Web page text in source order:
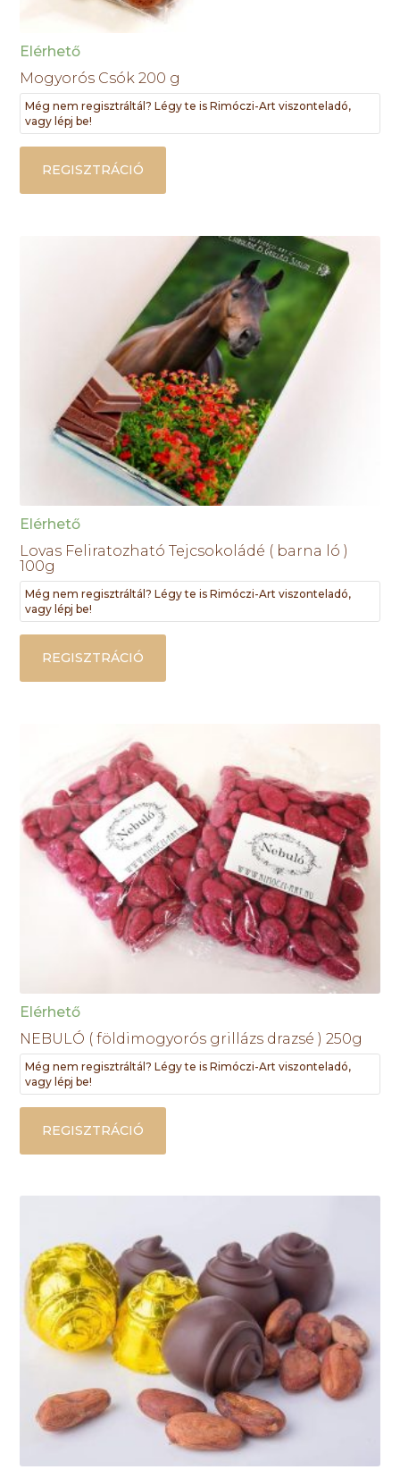
Elérhető
Mogyorós Csók 200 g
Még nem regisztráltál? Légy te is Rimóczi-Art viszonteladó,
vagy lépj be!
REGISZTRÁCIÓ
Elérhető
Lovas Feliratozható Tejcsokoládé ( barna ló )
100g
Még nem regisztráltál? Légy te is Rimóczi-Art viszonteladó,
vagy lépj be!
REGISZTRÁCIÓ
Elérhető
NEBULÓ ( földimogyorós grillázs drazsé ) 250g
Még nem regisztráltál? Légy te is Rimóczi-Art viszonteladó,
vagy lépj be!
REGISZTRÁCIÓ